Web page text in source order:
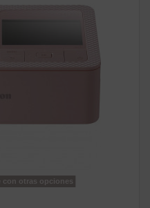
otras opciones